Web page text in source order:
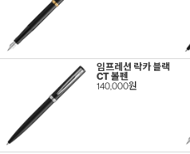
임프레션 락카 블랙
CT 볼펜
140,000원